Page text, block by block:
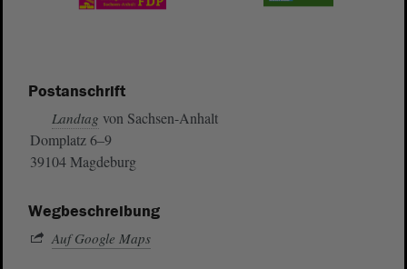
Postanschrift
Landtag von Sachsen-Anhalt
Domplatz 6–9
39104 Magdeburg
Wegbeschreibung
Auf Google Maps